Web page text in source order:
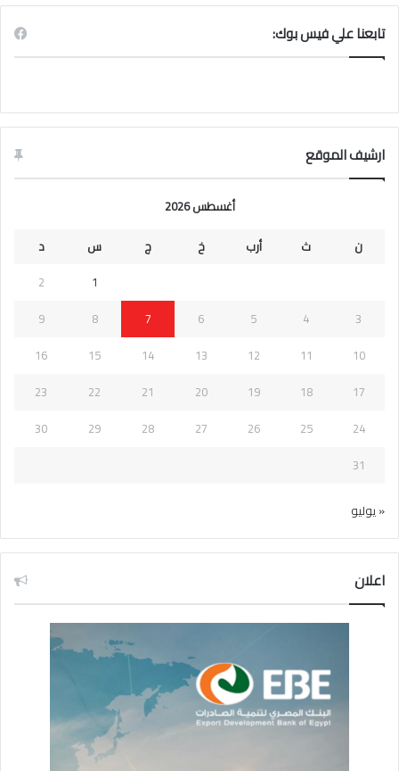
تابعنا علي فيس بوك:
ارشيف الموقع
أغسطس 2026
ن
ث أرب خ ج س
د
1
2
3
4
5
6
7
8
9
10
11
12
13
14
15
16
17
18
19
20
21
22
23
24
25
26
27
28
29
30
31
« يوليو
اعلان